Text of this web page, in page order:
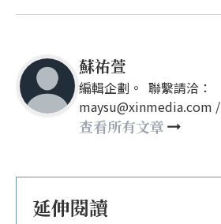
蘇祐萱
編輯企劃。 聯繫請洽：
maysu@xinmedia.com /
may860527@gmail.com
查看所有文章
延伸閱讀